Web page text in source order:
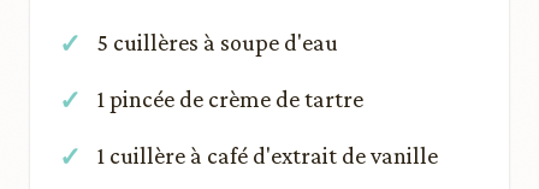
5 cuillères à soupe d'eau
1 pincée de crème de tartre
1 cuillère à café d'extrait de vanille